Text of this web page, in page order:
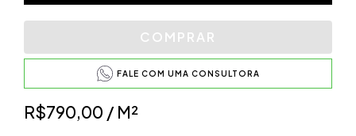
FALE COM UMA CONSULTORA
R$790,00 / M²